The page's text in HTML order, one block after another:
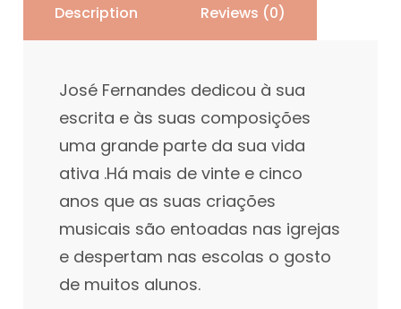
Description Reviews (0)
José Fernandes dedicou à sua
escrita e às suas composições
uma grande parte da sua vida
ativa .Há mais de vinte e cinco
anos que as suas criações
musicais são entoadas nas igrejas
e despertam nas escolas o gosto
de muitos alunos.